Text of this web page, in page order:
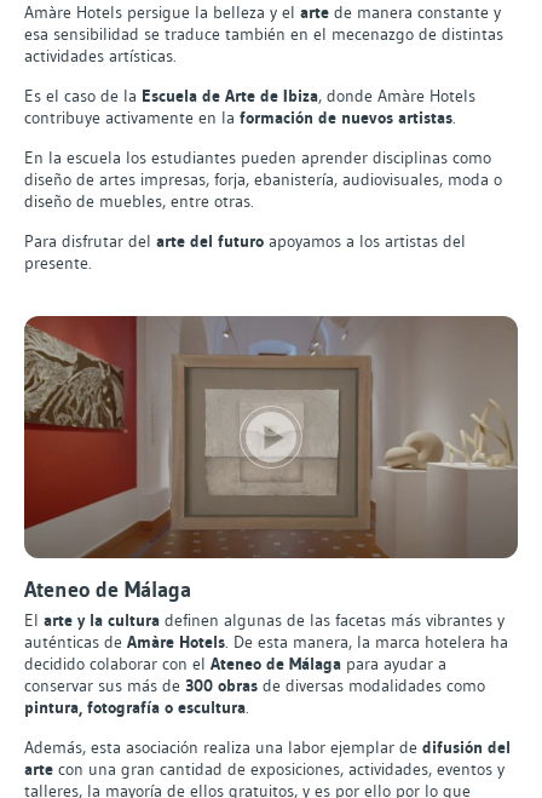
Amàre Hotels persigue la belleza y el arte de manera constante y
esa sensibilidad se traduce también en el mecenazgo de distintas
actividades artísticas.
Es el caso de la Escuela de Arte de Ibiza, donde Amàre Hotels
contribuye activamente en la formación de nuevos artistas.
En la escuela los estudiantes pueden aprender disciplinas como
diseño de artes impresas, forja, ebanistería, audiovisuales, moda o
diseño de muebles, entre otras.
Para disfrutar del arte del futuro apoyamos a los artistas del
presente.
Ateneo de Málaga
El arte y la cultura definen algunas de las facetas más vibrantes y
auténticas de Amàre Hotels. De esta manera, la marca hotelera ha
decidido colaborar con el Ateneo de Málaga para ayudar a
conservar sus más de 300 obras de diversas modalidades como
pintura, fotografía o escultura.
Además, esta asociación realiza una labor ejemplar de difusión del
arte con una gran cantidad de exposiciones, actividades, eventos y
talleres, la mayoría de ellos gratuitos, y es por ello por lo que